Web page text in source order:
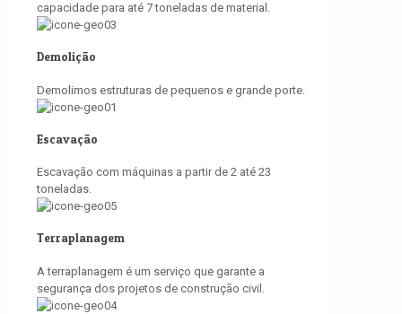
capacidade para até 7 toneladas de material.
Demolição
Demolimos estruturas de pequenos e grande porte.
Escavação
Escavação com máquinas a partir de 2 até 23
toneladas.
Terraplanagem
A terraplanagem é um serviço que garante a
segurança dos projetos de construção civil.